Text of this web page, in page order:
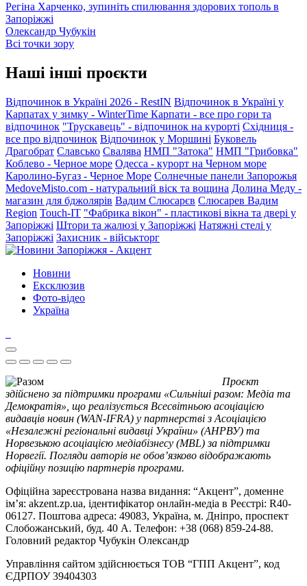
Регіна Харченко, зупиніть спилювання здорових тополь в
Запоріжжі
Олександр Чубукін
Всі точки зору
Наші інші проєкти
Відпочинок в Україні 2026 - RestIN Відпочинок в Україні у
Карпатах у зимку - WinterTime Карпати - все про гори та
відпочинок "Трускавець" - відпочинок на курорті Східниця -
все про відпочинок Відпочинок у Моршині Буковель
Драгобрат Славсько Свалява НМП "Затока" НМП "Грибовка"
Коблево - Черное море Одесса - курорт на Черном море
Каролино-Бугаз - Черное Море Солнечные панели Запорожья
MedoveMisto.com - натуральний віск та вощина Долина Меду -
магазин для бджолярів Вадим Слюсарєв Слюсарев Вадим
Region Touch-IT "Фабрика вікон" - пластикові вікна та двері у
Запоріжжі Штори та жалюзі у Запоріжжі Натяжні стелі у
Запоріжжі Захисник - військторг
Новини
Ексклюзив
Фото-відео
Україна
Проєкт
здійснено за підтримки програми «Сильніші разом: Медіа та
Демократія», що реалізується Всесвітньою асоціацією
видавців новин (WAN-IFRA) у партнерстві з Асоціацією
«Незалежні регіональні видавці України» (АНРВУ) та
Норвезькою асоціацією медіабізнесу (MBL) за підтримки
Норвегії. Погляди авторів не обов’язково відображають
офіційну позицію партнерів програми.
Офіційна зареєстрована назва видання: “Акцент”, доменне
ім’я: akzent.zp.ua, ідентифікатор онлайн-медіа в Реєстрі: R40-
06127. Поштова адреса: 49083, Україна, м. Дніпро, проспект
Слобожанський, буд. 40 А. Телефон: +38 (068) 859-24-88.
Головний редактор Чубукін Олександр
Управління сайтом здійснюється ТОВ “ГПП Акцент”, код
ЄДРПОУ 39404303